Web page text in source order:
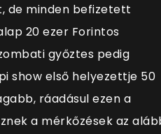
de minden befizetett
20 ezer Forintos
győztes pedig
show első helyezettje 50
ráadásul ezen a
a mérkőzések az